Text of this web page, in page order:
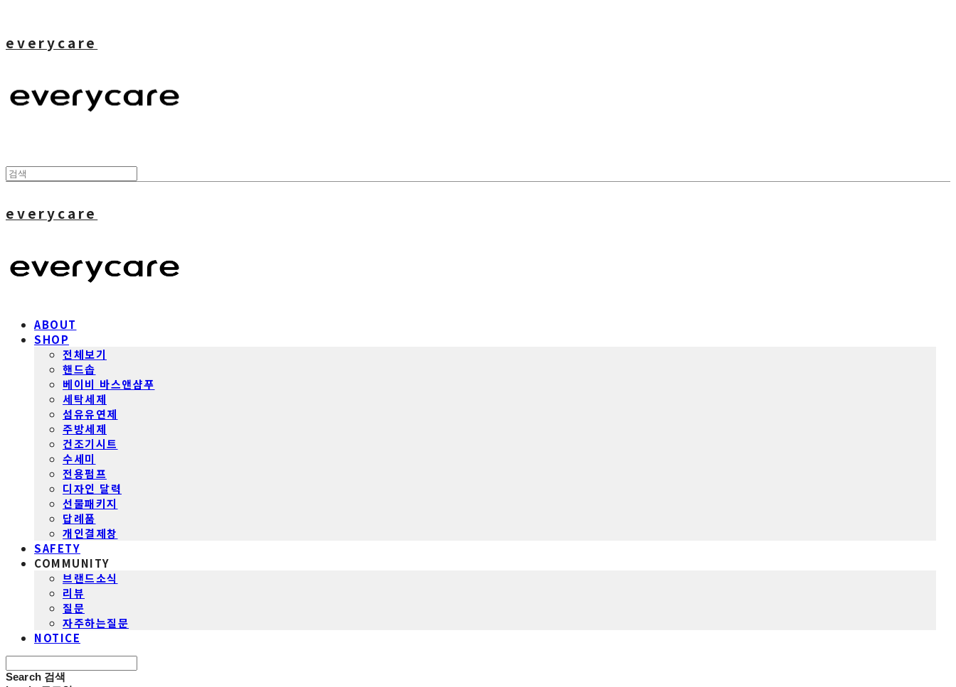
everycare
everycare
ABOUT
SHOP
전체보기
핸드솝
베이비 바스앤샴푸
세탁세제
섬유유연제
주방세제
건조기시트
수세미
전용펌프
디자인 달력
선물패키지
답례품
개인결제창
SAFETY
COMMUNITY
브랜드소식
리뷰
질문
자주하는질문
NOTICE
Search 검색